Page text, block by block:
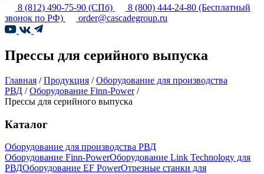
8 (812) 490-75-90 (СПб) 8 (800) 444-24-80 (Бесплатный
звонок по РФ)
order@cascadegroup.ru
Прессы для серийного выпуска
Главная /Продукция /Оборудование для производства
РВД /Оборудование Finn-Power/
Прессы для серийного выпуска
Каталог
Оборудование для производства РВД
Оборудование Finn-PowerОборудование Link Technology для
РВДОборудование EF PowerОтрезные станки для